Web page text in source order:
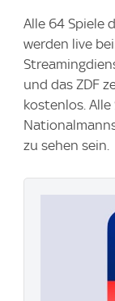
Alle 64 Spiele
werden live
und das ZDF
kostenlos.
zu sehen sein.